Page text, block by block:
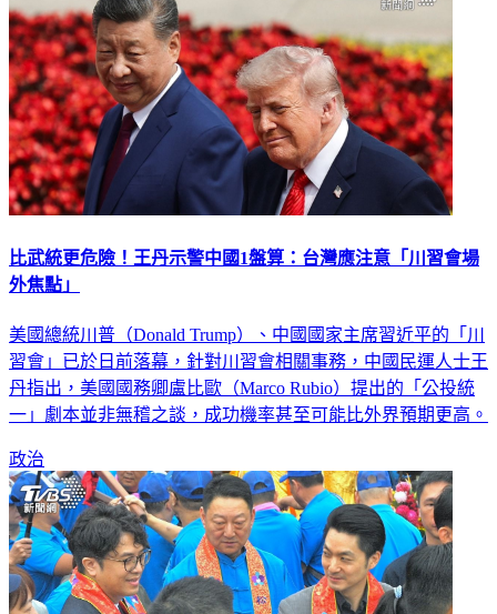
比武統更危險！王丹示警中國1盤算：台灣應注意「川習會場
外焦點」
美國總統川普（Donald Trump）、中國國家主席習近平的「川
習會」已於日前落幕，針對川習會相關事務，中國民運人士王
丹指出，美國國務卿盧比歐（Marco Rubio）提出的「公投統
一」劇本並非無稽之談，成功機率甚至可能比外界預期更高。
政治